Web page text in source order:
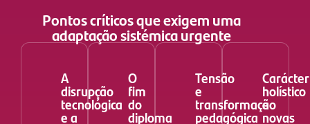
Pontos críticos que exigem uma
adaptação sistémica urgente
A
disrupção
tecnológica
e a
O
fim
do
diploma
Tensão
e
transformação
pedagógica
Carácter
holístico
e
novas